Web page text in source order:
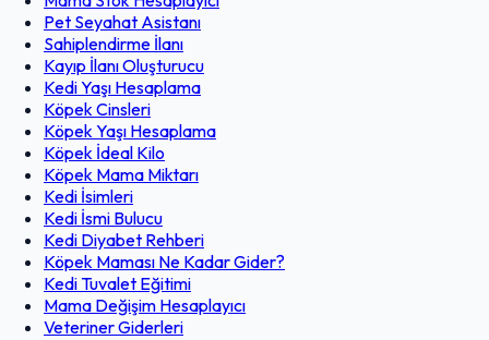
Pet Seyahat Asistanı
Sahiplendirme İlanı
Kayıp İlanı Oluşturucu
Kedi Yaşı Hesaplama
Köpek Cinsleri
Köpek Yaşı Hesaplama
Köpek İdeal Kilo
Köpek Mama Miktarı
Kedi İsimleri
Kedi İsmi Bulucu
Kedi Diyabet Rehberi
Köpek Maması Ne Kadar Gider?
Kedi Tuvalet Eğitimi
Mama Değişim Hesaplayıcı
Veteriner Giderleri